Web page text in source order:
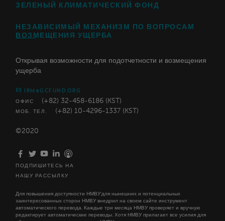
ЗЕЛЕНЫЙ КЛИМАТИЧЕСКИЙ ФОНД
НЕЗАВИСИМЫЙ МЕХАНИЗМ ПО ВОПРОСАМ
ВОЗМЕЩЕНИЯ УЩЕРБА
Открывая возможности для подотчетности и возмещения
ущерба
IRM@GCFUND.ORG
ОФИС
(+82) 32-458-6186 (KST)
МОБ. ТЕЛ. (+82) 10-4296-1337 (KST)
©2020
ПОДПИШИТЕСЬ НА
НАШУ РАССЫЛКУ
Для повышения доступности НМВУ'для нынешних и потенциальных
заинтересованных сторон НМВУ внедрил на своем сайте инструмент
автоматического перевода. Каждые три месяца НМВУ проверяет и вручную
редактирует автоматические переводы. Хотя НМВУ прилагает все усилия для